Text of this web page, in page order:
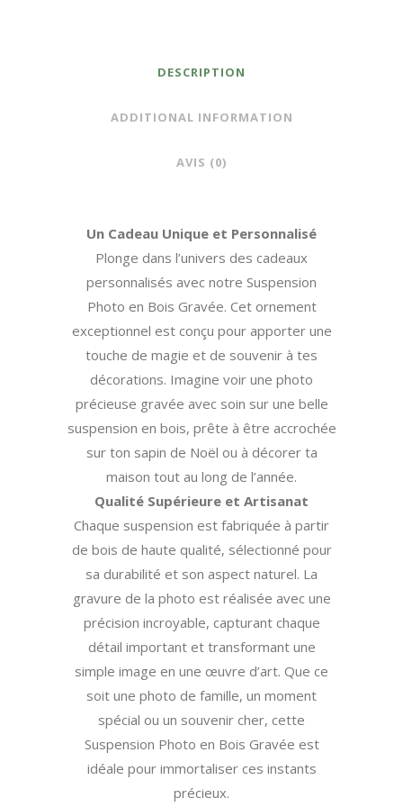
DESCRIPTION
ADDITIONAL INFORMATION
AVIS (0)
Un Cadeau Unique et Personnalisé
Plonge dans l’univers des cadeaux
personnalisés avec notre Suspension
Photo en Bois Gravée. Cet ornement
exceptionnel est conçu pour apporter une
touche de magie et de souvenir à tes
décorations. Imagine voir une photo
précieuse gravée avec soin sur une belle
suspension en bois, prête à être accrochée
sur ton sapin de Noël ou à décorer ta
maison tout au long de l’année.
Qualité Supérieure et Artisanat
Chaque suspension est fabriquée à partir
de bois de haute qualité, sélectionné pour
sa durabilité et son aspect naturel. La
gravure de la photo est réalisée avec une
précision incroyable, capturant chaque
détail important et transformant une
simple image en une œuvre d’art. Que ce
soit une photo de famille, un moment
spécial ou un souvenir cher, cette
Suspension Photo en Bois Gravée est
idéale pour immortaliser ces instants
précieux.